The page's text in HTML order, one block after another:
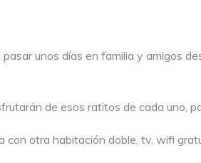
unos días en familia y amigos
de esos ratitos de cada uno,
con otra habitación doble, tv, wifi